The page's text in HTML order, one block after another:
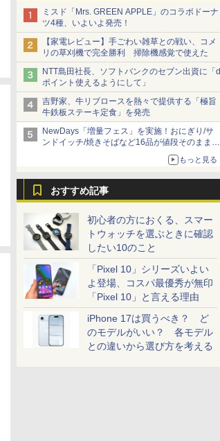
ミスド「Mrs. GREEN APPLE」のコラボドーナ
ツ4種、いよいよ発売！
【家電レビュー】手ごわい雑草との戦い、コメ
リの草刈機で完全勝利 掃除機感覚で使えた
NTT島田社長、ソフトバンクのセブン出資に「d
ポイント使えるようにして」
吉野家、牛リブロースを熱々で提供する「極旨
牛鉄板ステーキ定食」を発売
NewDays「増量フェス」を実施！おにぎり/サ
ンドイッチ/焼きそばなど16品が値段そのままで
もっと見る
おすすめ記事
初心者の方におくる、スマー
トウォッチを選ぶときに確認
したい10のこと
「Pixel 10」シリーズいよい
よ登場、コスパ最優秀が無印
「Pixel 10」と言える理由
iPhone 17は買うべき？ ど
のモデルがいい？ 各モデル
との違いから選び方を考える